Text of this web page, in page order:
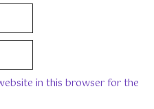
in this browser for the